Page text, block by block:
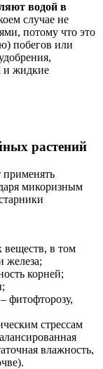
водой в
случае не
потому что это
побегов или
и жидкие
растений
применять
микоризным
веществ, в том
железа;
корней;
фитофторозу,
стрессам
влажность,